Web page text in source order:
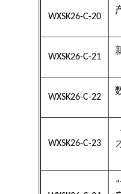
WXSK26-C-20
WXSK26-C-21
WXSK26-C-22
WXSK26-C-23
“